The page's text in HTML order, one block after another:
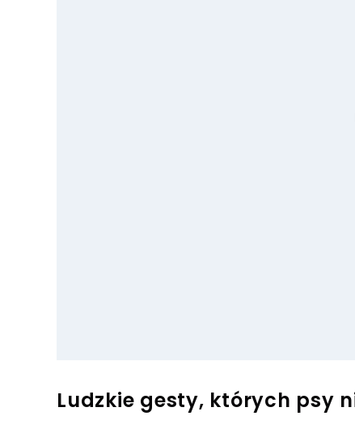
Ludzkie gesty, których psy